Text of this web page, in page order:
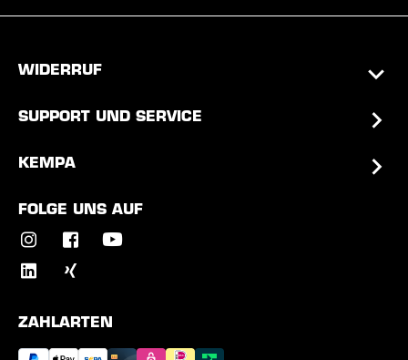
WIDERRUF
SUPPORT UND SERVICE
KEMPA
FOLGE UNS AUF
ZAHLARTEN